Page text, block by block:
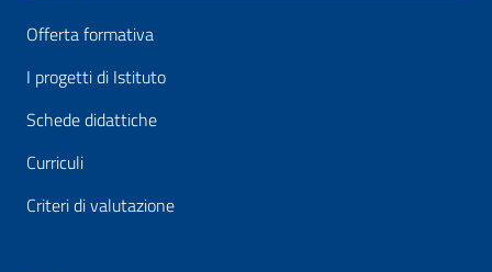
Offerta formativa
I progetti di Istituto
Schede didattiche
Curriculi
Criteri di valutazione